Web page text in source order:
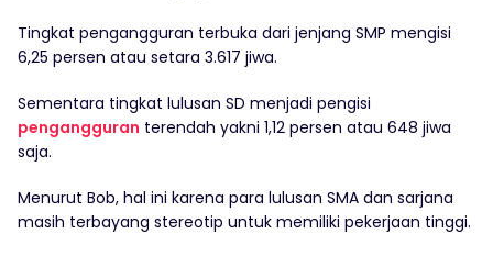
Tingkat pengangguran terbuka dari jenjang SMP mengisi
6,25 persen atau setara 3.617 jiwa.
Sementara tingkat lulusan SD menjadi pengisi
pengangguran terendah yakni 1,12 persen atau 648 jiwa
saja.
Menurut Bob, hal ini karena para lulusan SMA dan sarjana
masih terbayang stereotip untuk memiliki pekerjaan tinggi.